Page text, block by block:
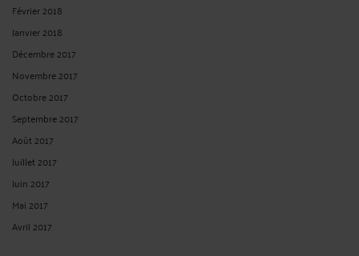
Février 2018
Janvier 2018
Décembre 2017
Novembre 2017
Octobre 2017
Septembre 2017
Août 2017
Juillet 2017
Juin 2017
Mai 2017
Avril 2017